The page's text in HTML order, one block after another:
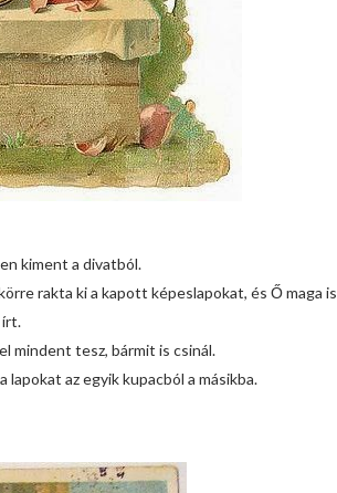
kiment a divatból.
rakta ki a kapott képeslapokat, és Ő maga is
írt.
mindent tesz, bármit is csinál.
az egyik kupacból a másikba.